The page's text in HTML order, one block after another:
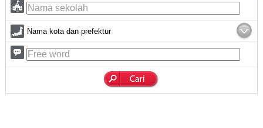
Nama kota dan prefektur